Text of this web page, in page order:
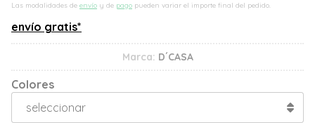
Las modalidades de envío y de pago pueden variar el importe final del pedido.
envío gratis*
Marca: D´CASA
Colores